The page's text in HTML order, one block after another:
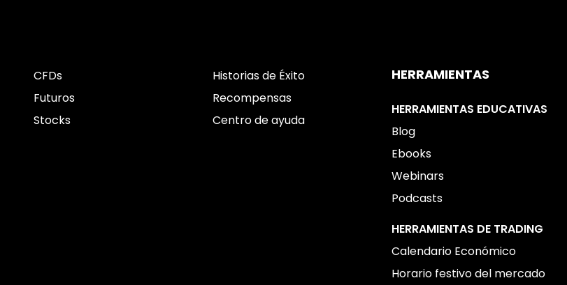
CFDs
Futuros
Stocks
Historias de Éxito
Recompensas
Centro de ayuda
HERRAMIENTAS
HERRAMIENTAS EDUCATIVAS
Blog
Ebooks
Webinars
Podcasts
HERRAMIENTAS DE TRADING
Calendario Económico
Horario festivo del mercado